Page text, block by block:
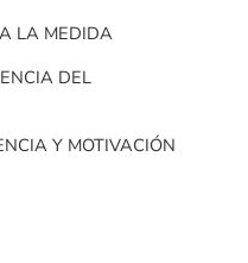
LA MEDIDA
DEL
Y MOTIVACIÓN